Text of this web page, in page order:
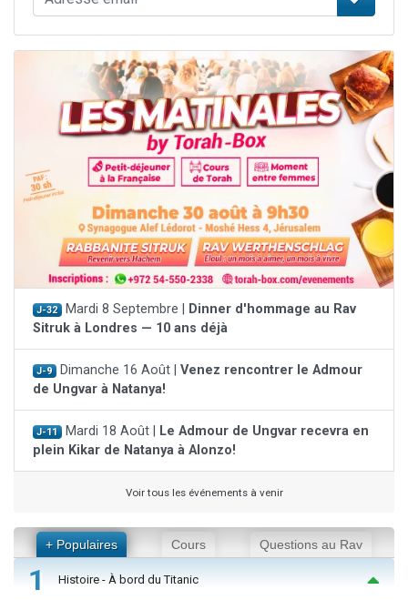
J-32 Mardi 8 Septembre |
Dinner d'hommage au Rav
Sitruk à Londres — 10 ans déjà
J-9 Dimanche 16 Août | Venez rencontrer le Admour
de Ungvar à Natanya!
J-11 Mardi 18 Août |
Le Admour de Ungvar recevra en
plein Kikar de Natanya à Alonzo!
Voir tous les événements à venir
+ Populaires Cours Questions au Rav
1 Histoire - À bord du Titanic